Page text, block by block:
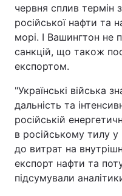
червня сплив
російської нафти та
морі. І Вашингтон не
санкцій, що також
експортом.
"Українські війська
дальність та
російській
в російському тилу
до витрат на
експорт нафти та
підсумували